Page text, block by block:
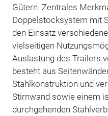
Gütern. Zentrales
Doppelstocksystem mit
den Einsatz
vielseitigen
Auslastung des Trailers
besteht aus
Stahlkonstruktion und
Stirnwand sowie einem
durchgehenden